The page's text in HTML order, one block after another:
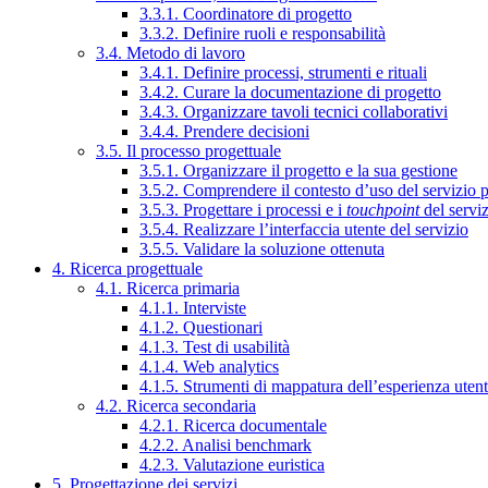
3.3.1. Coordinatore di progetto
3.3.2. Definire ruoli e responsabilità
3.4. Metodo di lavoro
3.4.1. Definire processi, strumenti e rituali
3.4.2. Curare la documentazione di progetto
3.4.3. Organizzare tavoli tecnici collaborativi
3.4.4. Prendere decisioni
3.5. Il processo progettuale
3.5.1. Organizzare il progetto e la sua gestione
3.5.2. Comprendere il contesto d’uso del servizio
3.5.3. Progettare i processi e i touchpointdel
3.5.4. Realizzare l’interfaccia utente del servizio
3.5.5. Validare la soluzione ottenuta
4. Ricerca progettuale
4.1. Ricerca primaria
4.1.1. Interviste
4.1.2. Questionari
4.1.3. Test di usabilità
4.1.4. Web analytics
4.1.5. Strumenti di mappatura dell’esperienza
4.2. Ricerca secondaria
4.2.1. Ricerca documentale
4.2.2. Analisi benchmark
4.2.3. Valutazione euristica
5. Progettazione dei servizi